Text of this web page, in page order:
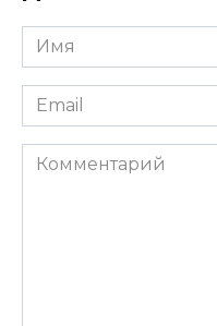
Имя
*
Email
*
Комментарий